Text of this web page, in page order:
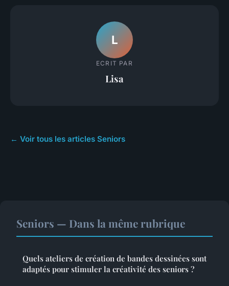
L
ECRIT PAR
Lisa
← Voir tous les articles Seniors
Seniors — Dans la même rubrique
Quels ateliers de création de bandes dessinées sont
adaptés pour stimuler la créativité des seniors ?